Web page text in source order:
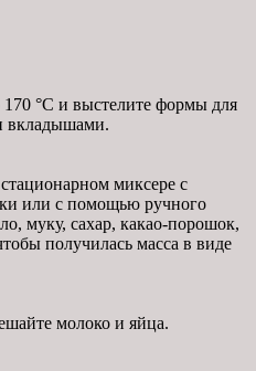
170 °С и выстелите формы для
вкладышами.
миксере с
или с помощью ручного
муку, сахар, какао-порошок,
получилась масса в виде
молоко и яйца.